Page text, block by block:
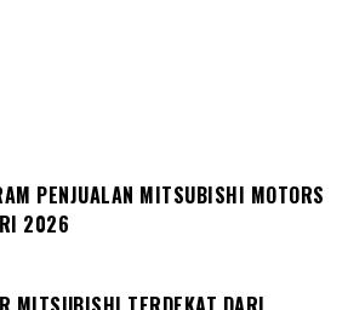
PENJUALAN MITSUBISHI MOTORS
2026